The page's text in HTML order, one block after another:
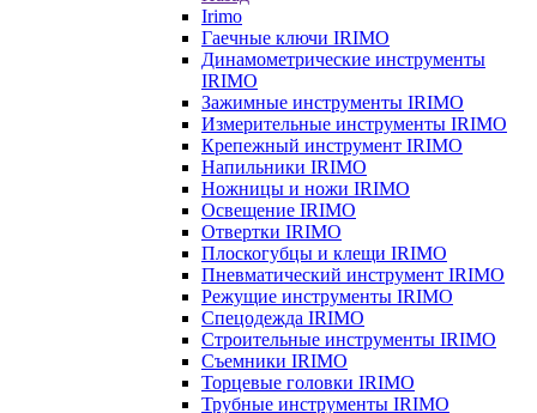
Irimo
Гаечные ключи IRIMO
Динамометрические инструменты
IRIMO
Зажимные инструменты IRIMO
Измерительные инструменты IRIMO
Крепежный инструмент IRIMO
Напильники IRIMO
Ножницы и ножи IRIMO
Освещение IRIMO
Отвертки IRIMO
Плоскогубцы и клещи IRIMO
Пневматический инструмент IRIMO
Режущие инструменты IRIMO
Спецодежда IRIMO
Строительные инструменты IRIMO
Съемники IRIMO
Торцевые головки IRIMO
Трубные инструменты IRIMO